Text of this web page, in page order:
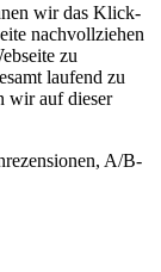
wir das Klick-
nachvollziehen
zu
laufend zu
wir auf dieser
A/B-